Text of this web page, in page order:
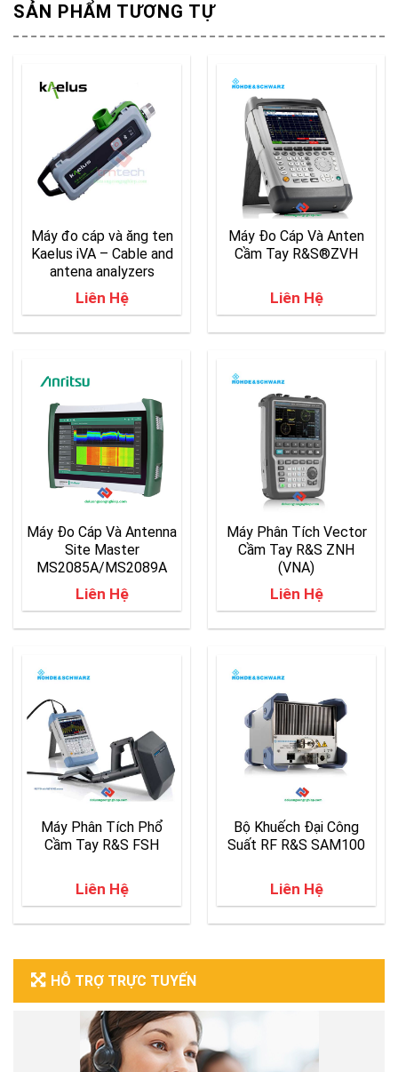
SẢN PHẨM TƯƠNG TỰ
Máy đo cáp và ăng ten
Kaelus iVA – Cable and
antena analyzers
Liên Hệ
Máy Đo Cáp Và Anten
Cầm Tay R&S®ZVH
Liên Hệ
Máy Đo Cáp Và Antenna
Site Master
MS2085A/MS2089A
Liên Hệ
Máy Phân Tích Vector
Cầm Tay R&S ZNH
(VNA)
Liên Hệ
Máy Phân Tích Phổ
Cầm Tay R&S FSH
Liên Hệ
Bộ Khuếch Đại Công
Suất RF R&S SAM100
Liên Hệ
HỖ TRỢ TRỰC TUYẾN